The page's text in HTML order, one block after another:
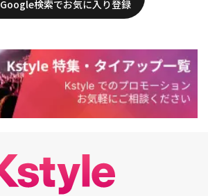
Google検索でお気に入り登録